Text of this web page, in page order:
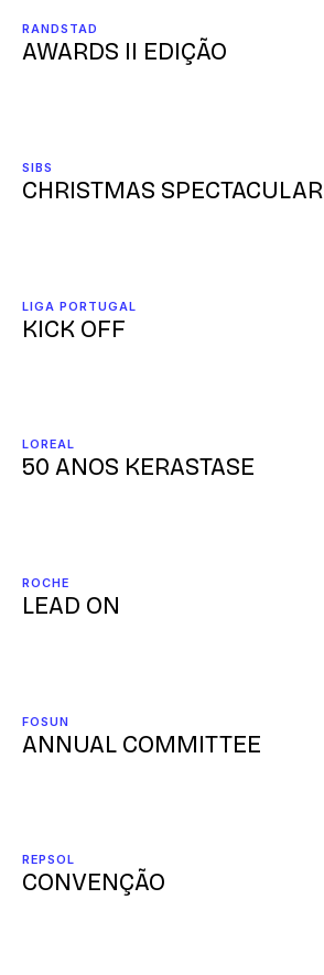
RANDSTAD
AWARDS II EDIÇÃO
SIBS
CHRISTMAS SPECTACULAR
LIGA PORTUGAL
KICK OFF
LOREAL
50 ANOS KERASTASE
ROCHE
LEAD ON
FOSUN
ANNUAL COMMITTEE
REPSOL
CONVENÇÃO